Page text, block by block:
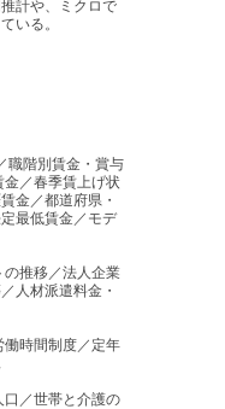
計や、ミクロで
いる。
職階別賃金・賞与
金／春季賃上げ状
金／都道府県・
最低賃金／モデ
の推移／法人企業
人材派遣料金・
働時間制度／定年
口／世帯と介護の